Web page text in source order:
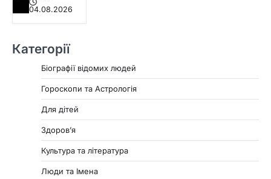
04.08.2026
Категорії
Біографії відомих людей
Гороскопи та Астрологія
Для дітей
Здоровʼя
Культура та література
Люди та Імена